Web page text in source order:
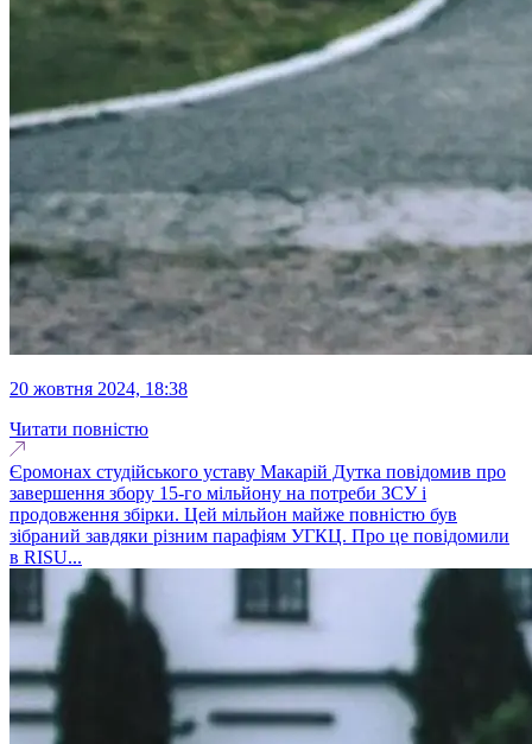
20 жовтня 2024, 18:38
Читати повністю
Єромонах студійського уставу Макарій Дутка повідомив про
завершення збору 15-го мільйону на потреби ЗСУ і
продовження збірки. Цей мільйон майже повністю був
зібраний завдяки різним парафіям УГКЦ. Про це повідомили
в RISU...